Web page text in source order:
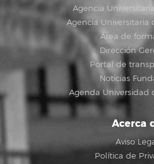
Agencia
Agencia Universitaria
Área de
Dirección
Portal de
Noticias
Agenda Universidad
Acerca
Aviso
Política de